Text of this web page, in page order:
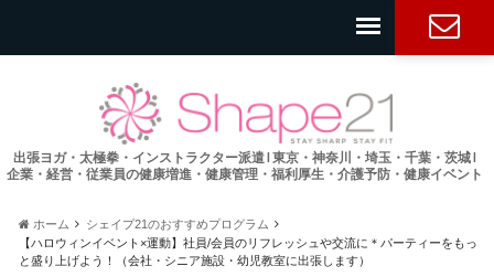
出張ヨガ・太極拳・インストラクター派遣 l 東京・神奈川・埼玉・千葉・茨城 l
企業・経営・従業員の健康増進・健康管理・福利厚生・介護予防・健康イベント
ホーム
シェイプ21のおすすめプログラム
【ハロウィンイベント×運動】社員/会員のリフレッシュや交流に＊パーティーをもっ
と盛り上げよう！（会社・シニア施設・幼児教室に出張します）